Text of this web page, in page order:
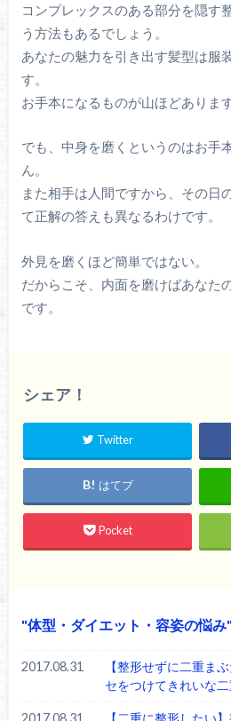
コンプレックスのある部分を隠す
う方法もあるでしょう。
あなたの魅力を引き出す髪型は服
す。
お手本になるものが山ほどあります
でも、中身を磨くというのはお手
ん。
また相手は人間ですから、その日
て正解の答えも異なるわけです。
外見を磨くほど簡単ではない。
だからこそ、内面を磨けばあなた
です。
シェア！
Twitter
はてブ
Pocket
体型・ダイエット・容姿の悩み
2017.08.31
【整形せずに二重ま
セをつけてきれいな二
2017.08.31
【二重に整形したい